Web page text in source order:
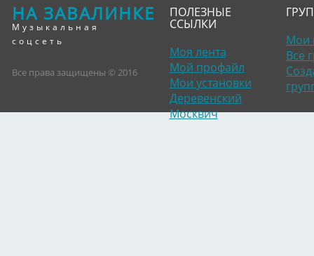
НА ЗАВАЛИНКЕ
Музыкальная
соцсеть
Все права защищены © 2016
ПОЛЕЗНЫЕ
ССЫЛКИ
Моя лента
Мой профайл
Мои установки
Деревенский
Москвич
Мои
Все